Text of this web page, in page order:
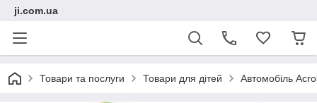
ji.com.ua
Товари та послуги Товари для дітей Автомобіль